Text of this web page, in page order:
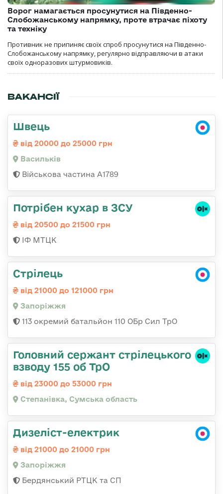
Ворог намагається просунутися на Південно-
Слобожанському напрямку, проте втрачає піхоту
та техніку
Противник не припиняє своїх спроб просунутися на Південно-
Слобожанському напрямку, регулярно відправляючи в атаки
своїх одноразових штурмовиків.
ВАКАНСІЇ
Швець
від 20000 до 25000 грн
Васильків
Військова частина А1789
Потрібен кухар в ЗСУ
від 20500 до 21500 грн
ІФ МТЦК
Стрілець
від 21000 до 121000 грн
Запоріжжя
113 окремий батальйон 110 ОБр Сил ТрО
Головний сержант стрілецького
взводу 155 об ТрО
від 23000 до 53000 грн
Степанівка, Сумська область
Дизеліст-електрик
від 21000 до 21000 грн
Запоріжжя
Бердянський РТЦК та СП